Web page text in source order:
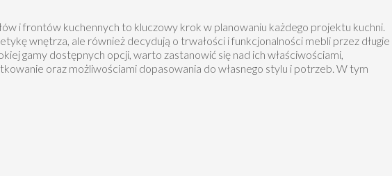
i frontów kuchennych to kluczowy krok w planowaniu każdego projektu kuchni.
wnętrza, ale również decydują o trwałości i funkcjonalności mebli przez długie
gamy dostępnych opcji, warto zastanowić się nad ich właściwościami,
oraz możliwościami dopasowania do własnego stylu i potrzeb. W tym